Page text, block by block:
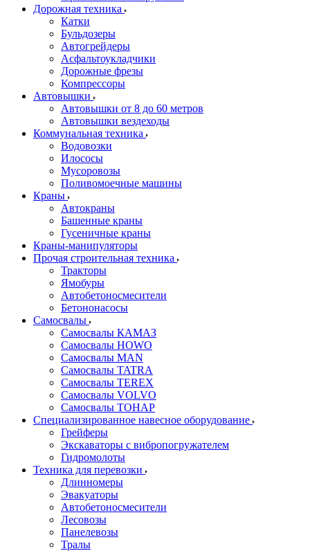
Дорожная техника
Катки
Бульдозеры
Автогрейдеры
Асфальтоукладчики
Дорожные фрезы
Компрессоры
Автовышки
Автовышки от 8 до 60 метров
Автовышки вездеходы
Коммунальная техника
Водовозки
Илососы
Мусоровозы
Поливомоечные машины
Краны
Автокраны
Башенные краны
Гусеничные краны
Краны-манипуляторы
Прочая строительная техника
Тракторы
Ямобуры
Автобетоносмесители
Бетононасосы
Самосвалы
Самосвалы КАМАЗ
Самосвалы HOWO
Самосвалы MAN
Самосвалы TATRA
Самосвалы TEREX
Самосвалы VOLVO
Самосвалы ТОНАР
Специализированное навесное оборудование
Грейферы
Экскаваторы с вибропогружателем
Гидромолоты
Техника для перевозки
Длинномеры
Эвакуаторы
Автобетоносмесители
Лесовозы
Панелевозы
Тралы